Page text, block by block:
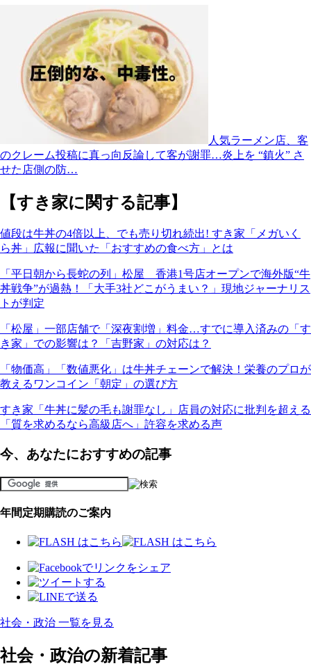
人気ラーメン店、客
のクレーム投稿に真っ向反論して客が謝罪…炎上を “鎮火” さ
せた店側の防…
【すき家に関する記事】
値段は牛丼の4倍以上、でも売り切れ続出! すき家「メガいく
ら丼」広報に聞いた「おすすめの食べ方」とは
「平日朝から長蛇の列」松屋 香港1号店オープンで海外版“牛
丼戦争”が過熱！「大手3社どこがうまい？」現地ジャーナリス
トが判定
「松屋」一部店舗で「深夜割増」料金…すでに導入済みの「す
き家」での影響は？「吉野家」の対応は？
「物価高」「数値悪化」は牛丼チェーンで解決！栄養のプロが
教えるワンコイン「朝定」の選び方
すき家「牛丼に髪の毛も謝罪なし」店員の対応に批判を超える
「質を求めるなら高級店へ」許容を求める声
今、あなたにおすすめの記事
年間定期購読のご案内
社会・政治 一覧を見る
社会・政治の新着記事